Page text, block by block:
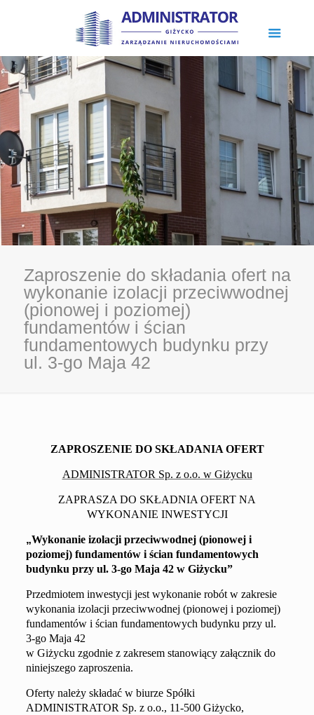
Zaproszenie do składania ofert na
wykonanie izolacji przeciwwodnej
(pionowej i poziomej)
fundamentów i ścian
fundamentowych budynku przy
ul. 3-go Maja 42
ZAPROSZENIE DO SKŁADANIA OFERT
ADMINISTRATOR Sp. z o.o. w Giżycku
ZAPRASZA DO SKŁADNIA OFERT NA
WYKONANIE INWESTYCJI
„Wykonanieizolacjiprzeciwwodnej (pionowej i
poziomej) fundamentów i ścian fundamentowych
budynkuprzyul.3-go Maja 42 w Giżycku”
Przedmiotem inwestycji jest wykonanie robót w zakresie
wykonania izolacjiprzeciwwodnej (pionowej i poziomej)
fundamentów i ścian fundamentowych budynkuprzyul.
3-go Maja 42
w Giżycku zgodnie zzakresem stanowiący załącznik do
niniejszego zaproszenia.
Oferty należy składaćw biurze Spółki
ADMINISTRATOR Sp. z o.o., 11-500 Giżycko,